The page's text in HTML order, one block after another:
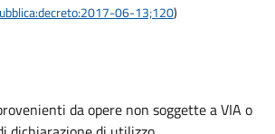
06-13;120)
da opere non soggette a VIA o